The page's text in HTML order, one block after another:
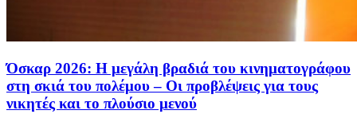
Όσκαρ 2026: Η μεγάλη βραδιά του κινηματογράφου
στη σκιά του πολέμου – Οι προβλέψεις για τους
νικητές και το πλούσιο μενού